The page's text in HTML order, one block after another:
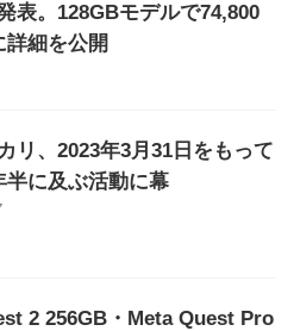
表。128GBモデルで74,800
詳細を公開
リ、2023年3月31日をもって
半に及ぶ活動に幕
2 256GB・Meta Quest Pro